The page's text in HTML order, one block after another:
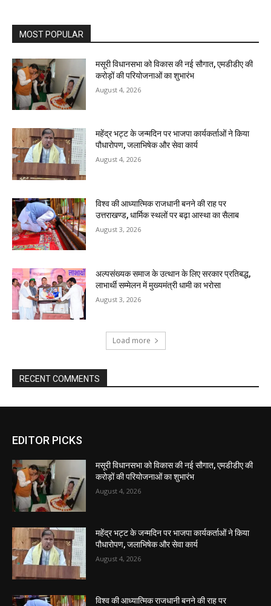
EDITOR PICKS
मसूरी विधानसभा को विकास की नई सौगात, एमडीडीए की
करोड़ों की परियोजनाओं का शुभारंभ
August 4, 2026
महेंद्र भट्ट के जन्मदिन पर भाजपा कार्यकर्ताओं ने किया
पौधारोपण, जलाभिषेक और सेवा कार्य
August 4, 2026
विश्व की आध्यात्मिक राजधानी बनने की राह पर